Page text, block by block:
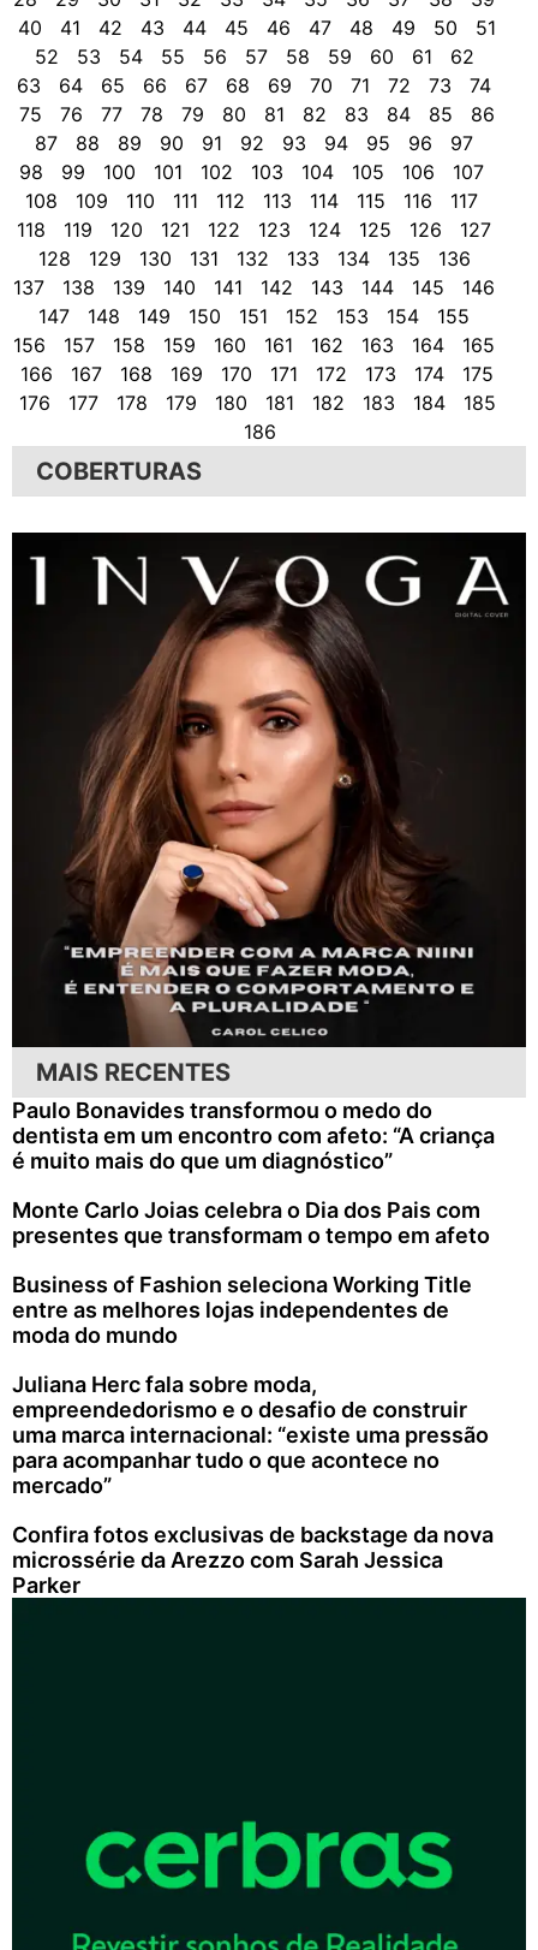
40
41 42 43 44 45 46 47 48 49 50
51
52
53 54 55 56 57 58 59 60 61
62
63
64 65 66 67 68 69 70 71 72 73
74
75
76 77 78 79 80 81 82 83 84 85
86
87
88 89 90 91 92 93 94 95 96
97
98
99 100 101 102 103 104 105 106
107
108
109 110 111 112 113 114 115 116
117
118
119 120 121 122 123 124 125 126
127
128
129 130 131 132 133 134 135
136
137
138 139 140 141 142 143 144 145
146
147
148 149 150 151 152 153 154
155
156
157 158 159 160 161 162 163 164
165
166
167 168 169 170 171 172 173 174
175
176
177 178 179 180 181 182 183 184
185
186
COBERTURAS
MAIS RECENTES
Paulo Bonavides transformou o medo do
dentista em um encontro com afeto: “A criança
é muito mais do que um diagnóstico”
Monte Carlo Joias celebra o Dia dos Pais com
presentes que transformam o tempo em afeto
Business of Fashion seleciona Working Title
entre as melhores lojas independentes de
moda do mundo
Juliana Herc fala sobre moda,
empreendedorismo e o desafio de construir
uma marca internacional: “existe uma pressão
para acompanhar tudo o que acontece no
mercado”
Confira fotos exclusivas de backstage da nova
microssérie da Arezzo com Sarah Jessica
Parker